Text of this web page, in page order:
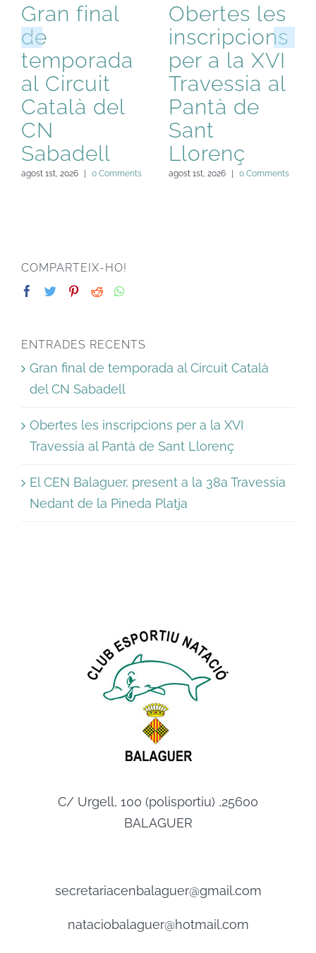
Gran final
de
temporada
al Circuit
Català del
CN
Sabadell
agost 1st, 2026 | 0 Comments
Obertes les
inscripcions
per a la XVI
Travessia al
Pantà de
Sant
Llorenç
agost 1st, 2026 | 0 Comments
COMPARTEIX-HO!
ENTRADES RECENTS
Gran final de temporada al Circuit Català
del CN Sabadell
Obertes les inscripcions per a la XVI
Travessia al Pantà de Sant Llorenç
El CEN Balaguer, present a la 38a Travessia
Nedant de la Pineda Platja
C/ Urgell, 100 (polisportiu) ,25600
BALAGUER
secretariacenbalaguer@gmail.com
nataciobalaguer@hotmail.com